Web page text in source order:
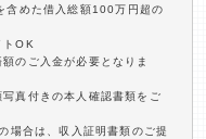
含めた借入総額100万円超の
トOK
のご入金が必要となりま
真付きの本人確認書類をご
場合は、収入証明書類のご提